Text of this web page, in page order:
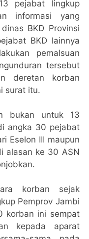
pejabat lingkup
informasi yang
BKD Provinsi
BKD lainnya
pemalsuan
tersebut
deretan korban
surat itu.
bukan untuk 13
angka 30 pejabat
Eselon III maupun
alasan ke 30 ASN
korban sejak
Pemprov Jambi
korban ini sempat
kepada aparat